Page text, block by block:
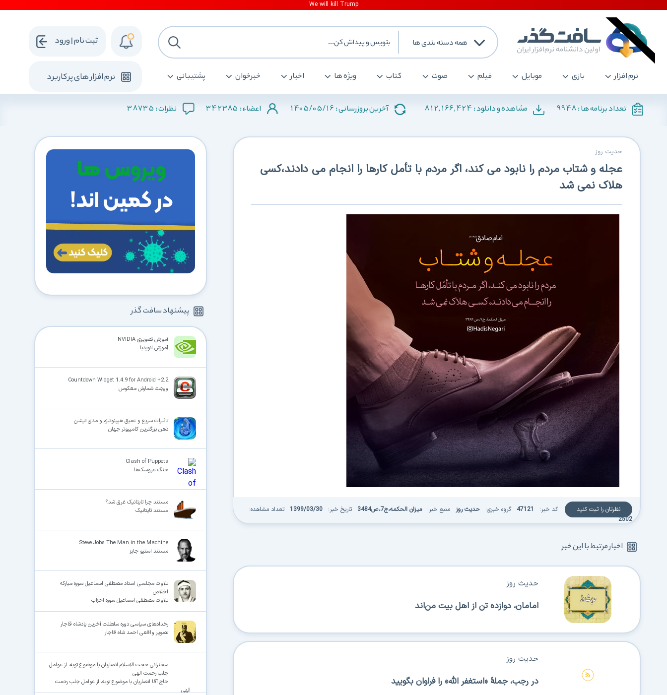
همه دسته بندی ها
نرم افزار بازی موبایل فیلم صوت کتاب ویژه ها اخبار خبرخوان پشتیبانی نرم افزار های پرکاربرد
ثبت نام | ورود
تعداد برنامه ها :9948 مشاهده و دانلود : 812,166,424 آخرین بروزرسانی : 1405/05/16 اعضاء : 342385 نظرات : 38735
حدیث روز
عجله و شتاب مردم را نابود می کند، اگر مردم با تأمل کارها را انجام می دادند،کسی
هلاک نمی شد
نظرتان را ثبت کنید کد خبر: 47121 گروه خبری: حدیث روز منبع خبر: میزان الحکمه،ج7،ص3484 تاریخ خبر: 1399/03/30
تعداد مشاهده:
2502
اخبار مرتبط با این خبر
امامان، دوازده تن از اهل بیت من‌اند
حدیث روز
در رجب، جملۀ «استغفر اللّٰه» را فراوان بگویید
حدیث روز
پیشنهاد سافت گذر
آموزش تصویری NVIDIA
آموزش انویدیا
Countdown Widget 1.4.9 for Android +2.2
ویجت شمارش معکوس
تاثیرات سریع و عمیق هیپنوتیزم و مدی تیشن
ذهن بزرگترین کامپیوتر جهان
Clash of Puppets
جنگ عروسک‌ها
مستند چرا تایتانیک غرق شد؟
مستند تایتانیک
Steve Jobs The Man in the Machine
مستند استیو جابز
تلاوت مجلسی استاد مصطفی اسماعیل سوره مبارکه
اخلاص
تلاوت مصطفی اسماعیل سوره احزاب
رخدادهای سیاسی دوره سلطنت آخرین پادشاه قاجار
تصویر واقعی احمد شاه قاجار
سخنرانی حجت الاسلام انصاریان با موضوع توبه، از عوامل
جلب رحمت الهی
حاج آقا انصاریان با موضوع توبه، از عوامل جلب رحمت
الهی